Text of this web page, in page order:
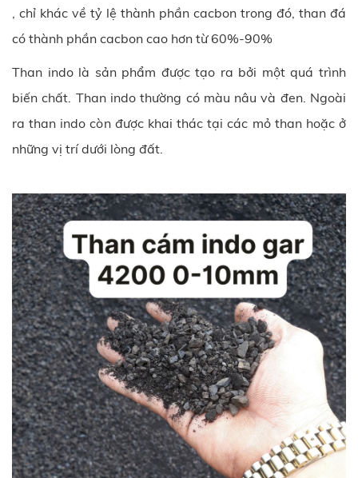
, chỉ khác về tỷ lệ thành phần cacbon trong đó, than đá
có thành phần cacbon cao hơn từ 60%-90%
Than indo là sản phẩm được tạo ra bởi một quá trình
biến chất. Than indo thường có màu nâu và đen. Ngoài
ra than indo còn được khai thác tại các mỏ than hoặc ở
những vị trí dưới lòng đất.